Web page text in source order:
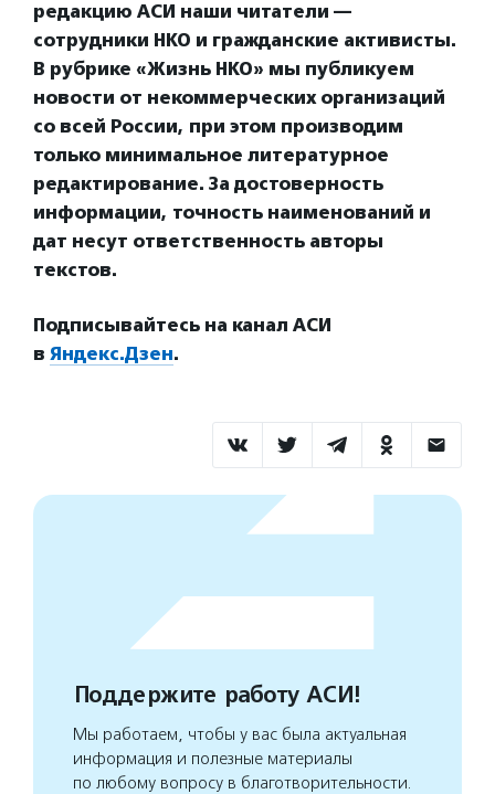
редакцию АСИ наши читатели —
сотрудники НКО и гражданские активисты.
В рубрике «Жизнь НКО» мы публикуем
новости от некоммерческих организаций
со всей России, при этом производим
только минимальное литературное
редактирование. За достоверность
информации, точность наименований и
дат несут ответственность авторы
текстов.
Подписывайтесь на канал АСИ
в Яндекс.Дзен.
Поддержите работу АСИ!
Мы работаем, чтобы у вас была актуальная
информация и полезные материалы
по любому вопросу в благотворительности.